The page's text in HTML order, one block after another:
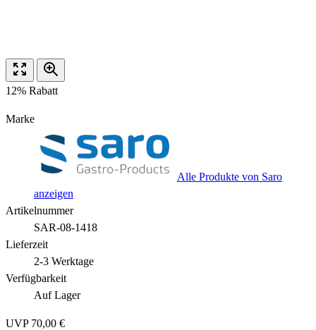
12% Rabatt
Marke
Alle Produkte von Saro
anzeigen
Artikelnummer
SAR-08-1418
Lieferzeit
2-3 Werktage
Verfügbarkeit
Auf Lager
UVP 70,00 €